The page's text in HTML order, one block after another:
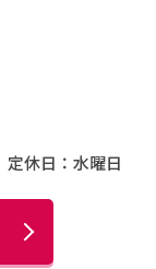
定休日：水曜日